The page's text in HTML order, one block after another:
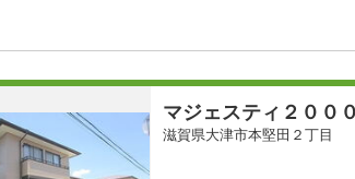
マジェスティ２０００
滋賀県大津市本堅田２丁目